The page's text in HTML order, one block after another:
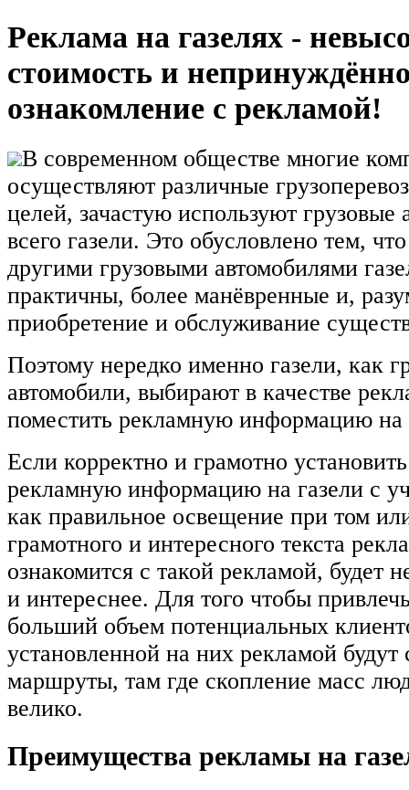
Реклама на газелях -
стоимость и
ознакомление с рекламой!
В современном обществе многие
осуществляют различные
целей, зачастую используют грузовые
всего газели. Это обусловлено тем,
другими грузовыми автомобилями
практичны, более манёвренные и,
приобретение и обслуживание
Поэтому нередко именно газели, как
автомобили, выбирают в качестве
поместить рекламную информацию
Если корректно и грамотно
рекламную информацию на газели с
как правильное освещение при том
грамотного и интересного текста
ознакомится с такой рекламой, будет
и интереснее. Для того чтобы
больший объем потенциальных
установленной на них рекламой будут
маршруты, там где скопление масс
велико.
Преимущества рекламы на